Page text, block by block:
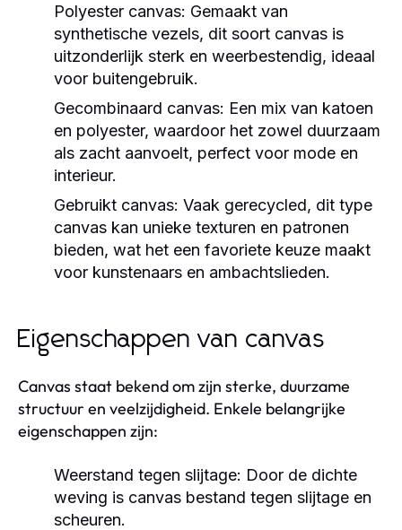
Polyester canvas: Gemaakt van
synthetische vezels, dit soort canvas is
uitzonderlijk sterk en weerbestendig, ideaal
voor buitengebruik.
Gecombinaard canvas: Een mix van katoen
en polyester, waardoor het zowel duurzaam
als zacht aanvoelt, perfect voor mode en
interieur.
Gebruikt canvas: Vaak gerecycled, dit type
canvas kan unieke texturen en patronen
bieden, wat het een favoriete keuze maakt
voor kunstenaars en ambachtslieden.
Eigenschappen van canvas
Canvas staat bekend om zijn sterke, duurzame
structuur en veelzijdigheid. Enkele belangrijke
eigenschappen zijn:
Weerstand tegen slijtage: Door de dichte
weving is canvas bestand tegen slijtage en
scheuren.